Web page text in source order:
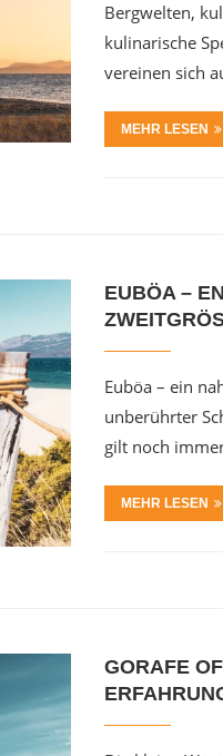
Bergwelten,
kulinarische
vereinen sich
MEHR LESEN
EUBÖA –
Euböa – ein
unberührter
gilt noch
MEHR LESEN
GORAFE